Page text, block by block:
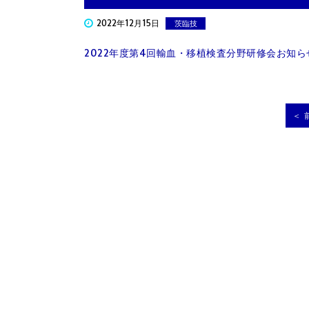
2022年12月15日 茨臨技
2022年度第4回輸血・移植検査分野研修会お知
＜